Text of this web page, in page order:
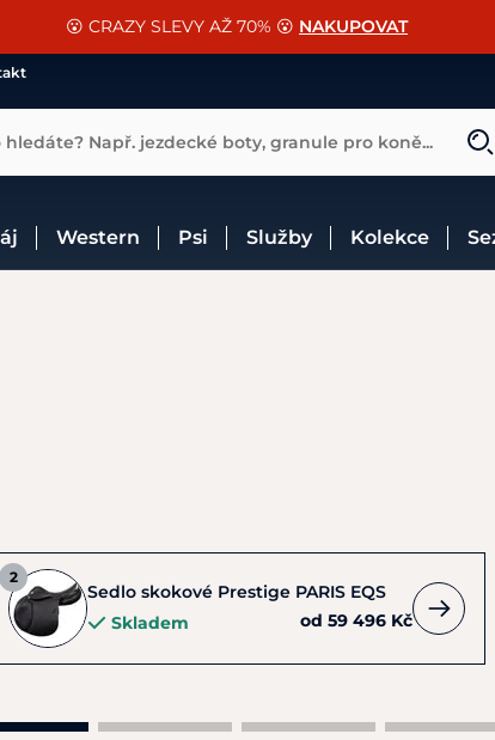
SLEVA 13% na vše od Cassini! CHCI SLEVU
😮 CRAZY SLEVY AŽ 70% 😮 NAKUPOVAT
a doplňky k vybraným sedlům ZDARMA 🐴
hledáte? Např. jezdecké boty, granule pro koně...
Western Psi Služby Kolekce
Sedlo skokové Prestige PARIS EQS
Skladem
od 59 496 Kč